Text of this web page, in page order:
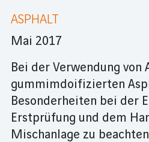
ASPHALT
Mai 2017
Bei der Verwendung von
gummimdoifizierten
Besonderheiten bei der
Erstprüfung und dem
Mischanlage zu